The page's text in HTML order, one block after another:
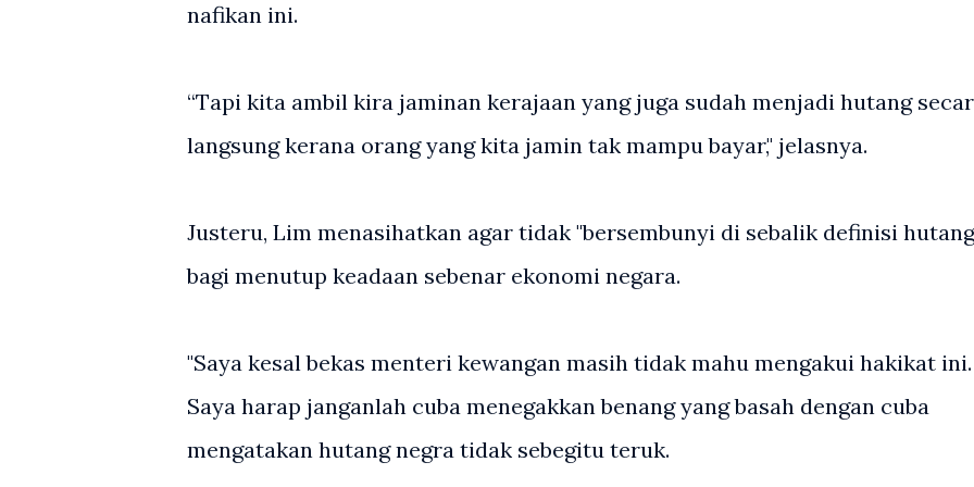
nafikan ini.
“Tapi kita ambil kira jaminan kerajaan yang juga sudah menjadi hutang
langsung kerana orang yang kita jamin tak mampu bayar," jelasnya.
Justeru, Lim menasihatkan agar tidak "bersembunyi di sebalik definisi
bagi menutup keadaan sebenar ekonomi negara.
"Saya kesal bekas menteri kewangan masih tidak mahu mengakui hakikat ini.
Saya harap janganlah cuba menegakkan benang yang basah dengan cuba
mengatakan hutang negra tidak sebegitu teruk.